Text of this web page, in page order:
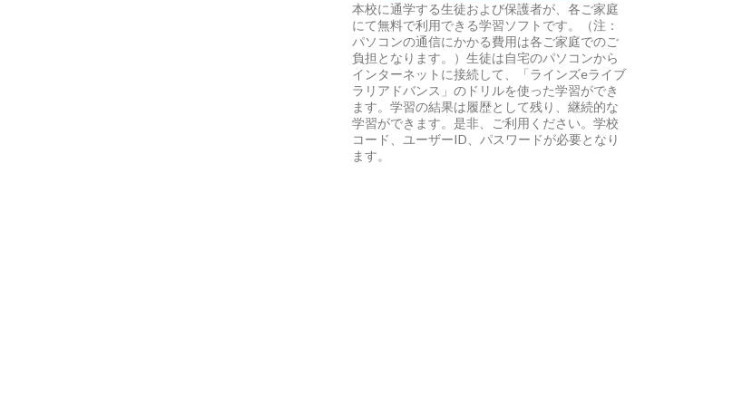
本校に通学する生徒および保護者が、各ご家庭
にて無料で利用できる学習ソフトです。（注：
パソコンの通信にかかる費用は各ご家庭でのご
負担となります。）生徒は自宅のパソコンから
インターネットに接続して、「ラインズeライブ
ラリアドバンス」のドリルを使った学習ができ
ます。学習の結果は履歴として残り、継続的な
学習ができます。是非、ご利用ください。学校
コード、ユーザーID、パスワードが必要となり
ます。